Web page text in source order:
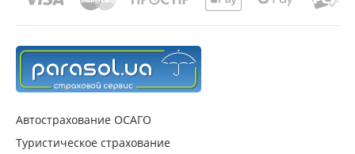
ДОМИНАНТА
UNIVERSALNA
Автострахование ОСАГО
Туристическое страхование